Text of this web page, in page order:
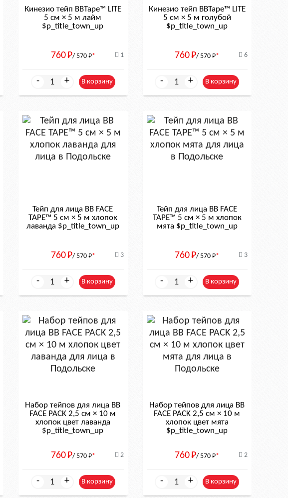
Кинезио тейп BBTape™ LITE
5 см × 5 м лайм
$р_title_town_up
760Р/ 570 Р* 1
- + В корзину
Кинезио тейп BBTape™ LITE
5 см × 5 м голубой
$р_title_town_up
760Р/ 570 Р* 6
- + В корзину
Тейп для лица BB FACE
TAPE™ 5 см × 5 м хлопок
лаванда $р_title_town_up
760Р/ 570 Р* 3
- + В корзину
Тейп для лица BB FACE
TAPE™ 5 см × 5 м хлопок
мята $р_title_town_up
760Р/ 570 Р* 3
- + В корзину
Набор тейпов для лица BB
FACE PACK 2,5 см × 10 м
хлопок цвет лаванда
$р_title_town_up
760Р/ 570 Р* 2
- + В корзину
Набор тейпов для лица BB
FACE PACK 2,5 см × 10 м
хлопок цвет мята
$р_title_town_up
760Р/ 570 Р* 2
- + В корзину